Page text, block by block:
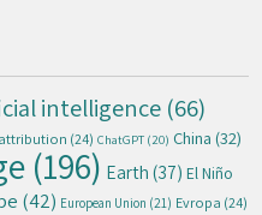
intelligence (66)
attribution (24) ChatGPT (20) China (32)
(196) Earth (37) El Niño
(42) European Union (21) Evropa (24)